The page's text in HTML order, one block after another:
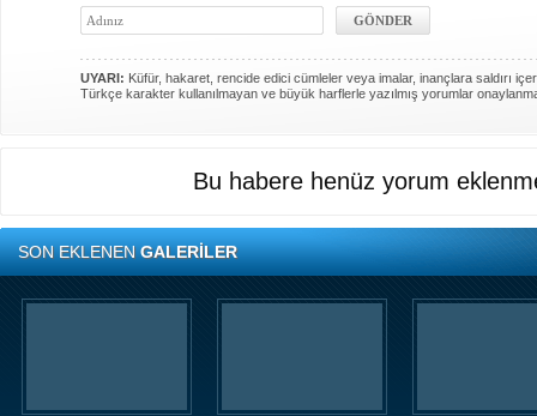
UYARI: Küfür, hakaret, rencide edici cümleler veya imalar, inançlara saldırı
Türkçe karakter kullanılmayan ve büyük harflerle yazılmış yorumlar
Bu habere henüz yorum
SON EKLENENGALERİLER